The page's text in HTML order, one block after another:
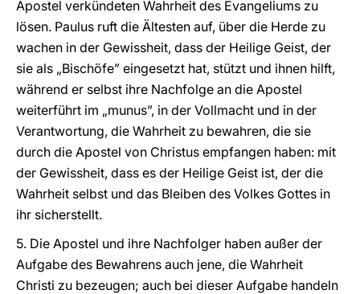
Apostel verkündeten Wahrheit des Evangeliums zu
lösen. Paulus ruft die Ältesten auf, über die Herde zu
wachen in der Gewissheit, dass der Heilige Geist, der
sie als „Bischöfe” eingesetzt hat, stützt und ihnen hilft,
während er selbst ihre Nachfolge an die Apostel
weiterführt im „munus”, in der Vollmacht und in der
Verantwortung, die Wahrheit zu bewahren, die sie
durch die Apostel von Christus empfangen haben: mit
der Gewissheit, dass es der Heilige Geist ist, der die
Wahrheit selbst und das Bleiben des Volkes Gottes in
ihr sicherstellt.
5. Die Apostel und ihre Nachfolger haben außer der
Aufgabe des Bewahrens auch jene, die Wahrheit
Christi zu bezeugen; auch bei dieser Aufgabe handeln